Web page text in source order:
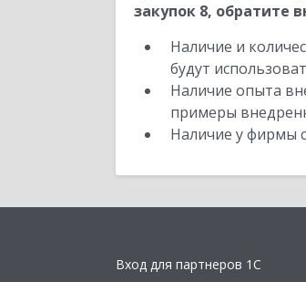
закупок 8, обратите
Наличие и
будут
Наличие опыта
примеры
Наличие у фирмы
Вход для партнеров 1С